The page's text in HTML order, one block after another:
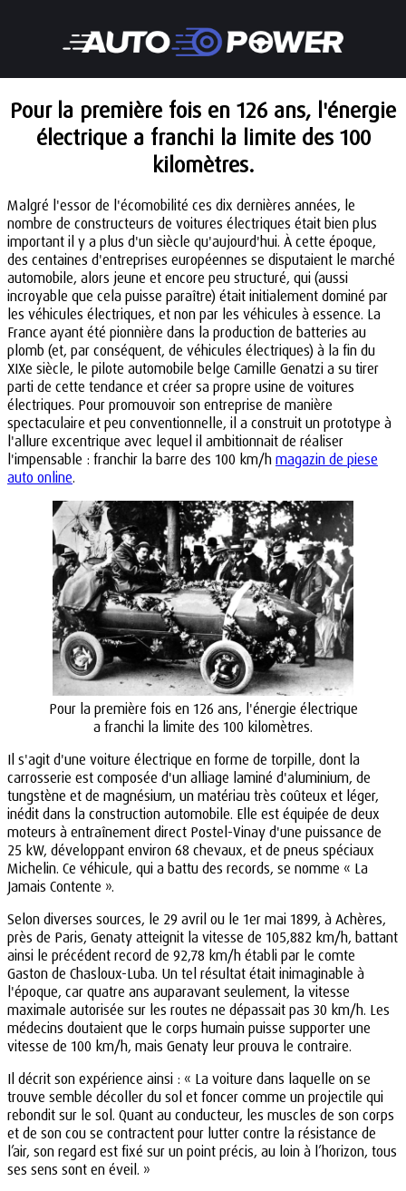
Pour la première fois en 126 ans, l'énergie
électrique a franchi la limite des 100
kilomètres.
Malgré l'essor de l'écomobilité ces dix dernières années, le
nombre de constructeurs de voitures électriques était bien plus
important il y a plus d'un siècle qu'aujourd'hui. À cette époque,
des centaines d'entreprises européennes se disputaient le marché
automobile, alors jeune et encore peu structuré, qui (aussi
incroyable que cela puisse paraître) était initialement dominé par
les véhicules électriques, et non par les véhicules à essence. La
France ayant été pionnière dans la production de batteries au
plomb (et, par conséquent, de véhicules électriques) à la fin du
XIXe siècle, le pilote automobile belge Camille Genatzi a su tirer
parti de cette tendance et créer sa propre usine de voitures
électriques. Pour promouvoir son entreprise de manière
spectaculaire et peu conventionnelle, il a construit un prototype à
l'allure excentrique avec lequel il ambitionnait de réaliser
l'impensable : franchir la barre des 100 km/h magazin de piese
auto online.
Pour la première fois en 126 ans, l'énergie électrique
a franchi la limite des 100 kilomètres.
Il s'agit d'une voiture électrique en forme de torpille, dont la
carrosserie est composée d'un alliage laminé d'aluminium, de
tungstène et de magnésium, un matériau très coûteux et léger,
inédit dans la construction automobile. Elle est équipée de deux
moteurs à entraînement direct Postel-Vinay d'une puissance de
25 kW, développant environ 68 chevaux, et de pneus spéciaux
Michelin. Ce véhicule, qui a battu des records, se nomme « La
Jamais Contente ».
Selon diverses sources, le 29 avril ou le 1er mai 1899, à Achères,
près de Paris, Genaty atteignit la vitesse de 105,882 km/h, battant
ainsi le précédent record de 92,78 km/h établi par le comte
Gaston de Chasloux-Luba. Un tel résultat était inimaginable à
l'époque, car quatre ans auparavant seulement, la vitesse
maximale autorisée sur les routes ne dépassait pas 30 km/h. Les
médecins doutaient que le corps humain puisse supporter une
vitesse de 100 km/h, mais Genaty leur prouva le contraire.
Il décrit son expérience ainsi : « La voiture dans laquelle on se
trouve semble décoller du sol et foncer comme un projectile qui
rebondit sur le sol. Quant au conducteur, les muscles de son corps
et de son cou se contractent pour lutter contre la résistance de
l’air, son regard est fixé sur un point précis, au loin à l’horizon, tous
ses sens sont en éveil. »